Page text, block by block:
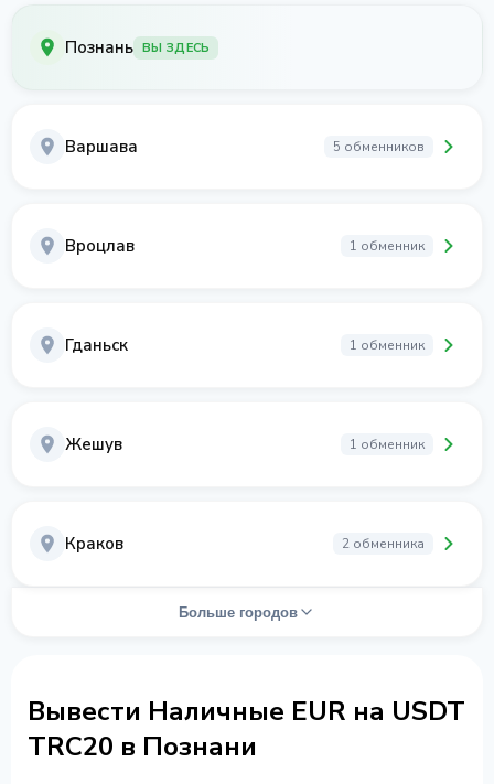
Познань ВЫ ЗДЕСЬ
Варшава 5 обменников
Вроцлав 1 обменник
Гданьск 1 обменник
Жешув 1 обменник
Краков 2 обменника
Больше городов
Вывести Наличные EUR на USDT
TRC20 в Познани